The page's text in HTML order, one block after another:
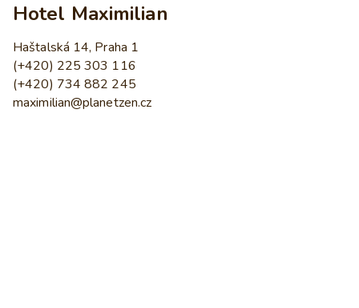
Hotel Maximilian
Haštalská 14, Praha 1
(+420) 225 303 116
(+420) 734 882 245
maximilian@planetzen.cz